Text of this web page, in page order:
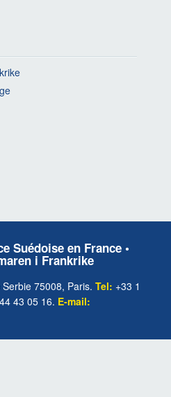
Suédoise en France •
i Frankrike
75008, Paris. Tel: +33 1
43 05 16. E-mail: